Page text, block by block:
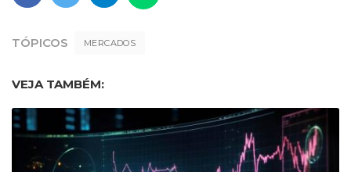
TÓPICOS MERCADOS
VEJA TAMBÉM: